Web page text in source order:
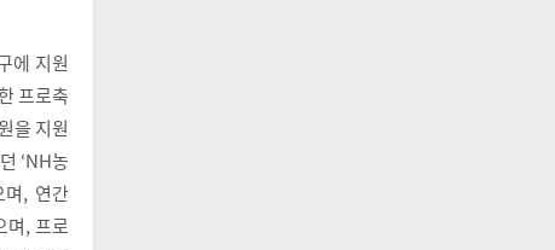
에 지원
프로축
을 지원
‘NH농
며, 연간
며, 프로